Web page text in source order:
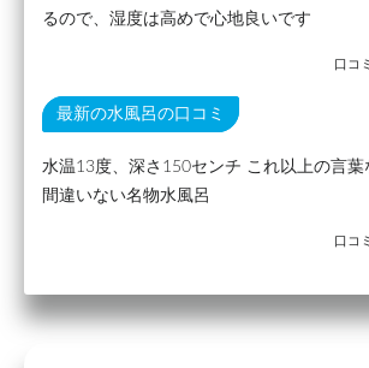
るので、湿度は高めで心地良いです
口コ
最新の水風呂の口コミ
水温13度、深さ150センチ これ以上の言葉
間違いない名物水風呂
口コ